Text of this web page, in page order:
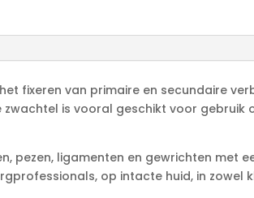
t
v
fixeren van primaire en secundaire
is vooral geschikt voor
pezen, ligamenten en gewrichten met
op intacte huid, in zowel